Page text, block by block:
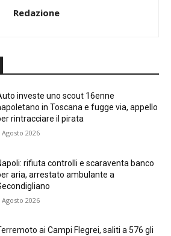
Redazione
investe uno scout 16enne
in Toscana e fugge via, appello
rintracciare il pirata
Agosto 2026
rifiuta controlli e scaraventa banco
aria, arrestato ambulante a
Agosto 2026
ai Campi Flegrei, saliti a 576 gli